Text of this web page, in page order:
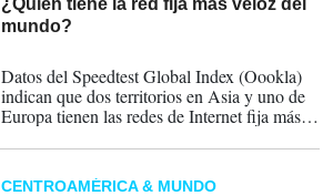
¿Quién tiene la red fija más veloz del
mundo?
Datos del Speedtest Global Index (Oookla)
indican que dos territorios en Asia y uno de
Europa tienen las redes de Internet fija más
CENTROAMÉRICA & MUNDO